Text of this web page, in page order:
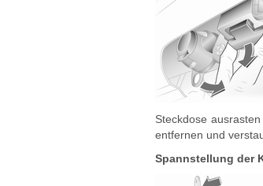
Steckdose
entfernen und
Spannstellung der